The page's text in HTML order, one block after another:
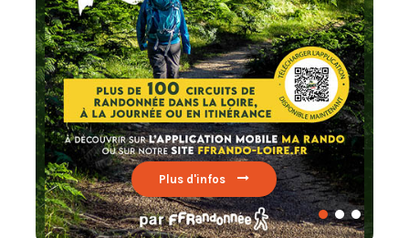
Lire par ici